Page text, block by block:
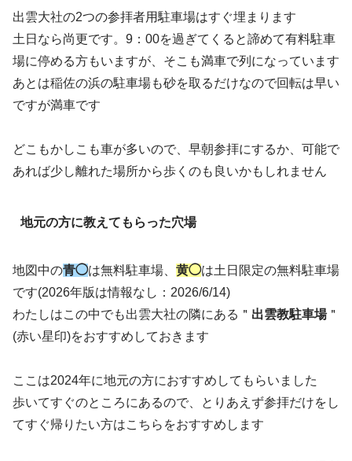
出雲大社の2つの参拝者用駐車場はすぐ埋まります
土日なら尚更です。9：00を過ぎてくると諦めて有料駐車
場に停める方もいますが、そこも満車で列になっています
あとは稲佐の浜の駐車場も砂を取るだけなので回転は早い
ですが満車です
どこもかしこも車が多いので、早朝参拝にするか、可能で
あれば少し離れた場所から歩くのも良いかもしれません
地元の方に教えてもらった穴場
地図中の青◯は無料駐車場、 黄◯は土日限定の無料駐車場
です(2026年版は情報なし：2026/6/14)
わたしはこの中でも出雲大社の隣にある＂ 出雲教駐車場＂
(赤い星印)をおすすめしておきます
ここは2024年に地元の方におすすめしてもらいました
歩いてすぐのところにあるので、とりあえず参拝だけをし
てすぐ帰りたい方はこちらをおすすめします